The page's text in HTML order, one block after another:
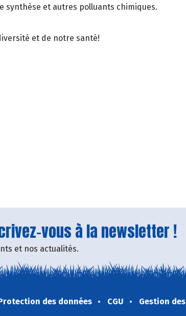
synthèse et autres polluants chimiques.
et de notre santé!
vous à la newsletter !
et nos actualités.
des données CGU Gestion